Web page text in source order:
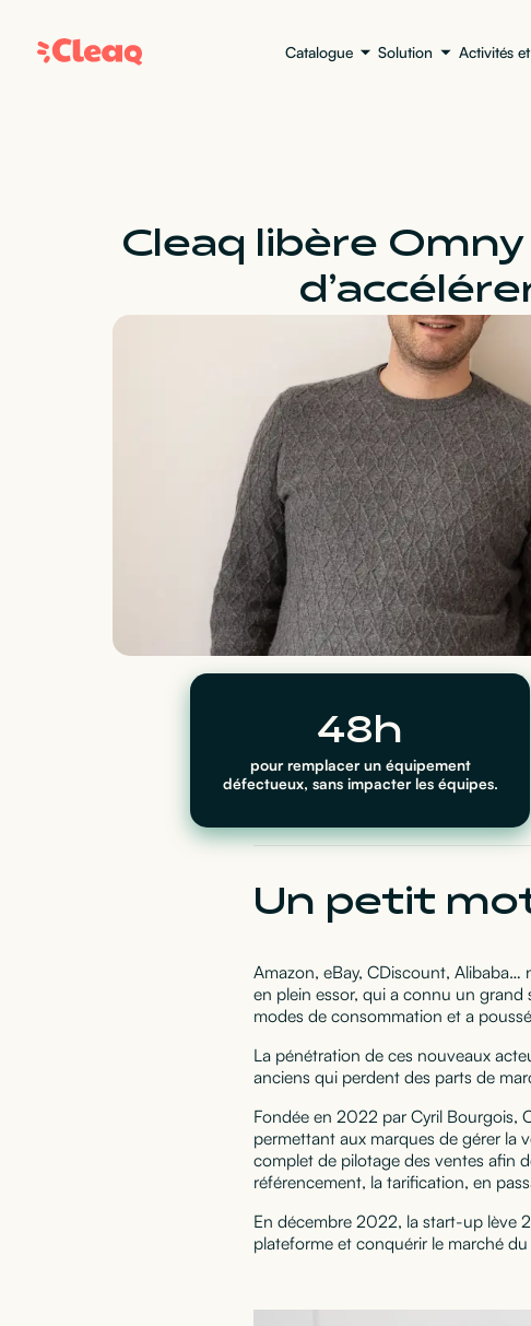
Catalogue Solution Activités
Cleaq libère
48h
pour remplacer un équipement
défectueux, sans impacter les équipes.
Un petit
Amazon, eBay, CDiscount,
en plein essor, qui a connu un
modes de consommation et a
La pénétration de ces nouveaux
anciens qui perdent des parts de
Fondée en 2022 par Cyril Bourgois,
permettant aux marques de gérer la
complet de pilotage des ventes afin
référencement, la tarification, en
En décembre 2022, la start-up lève
plateforme et conquérir le marché